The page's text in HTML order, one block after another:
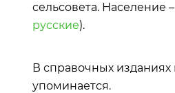
сельсовета. Население –
русские).
В справочных изданиях
упоминается.